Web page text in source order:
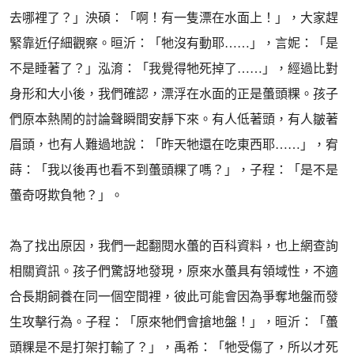
去哪裡了？」泱碩：「啊！有一隻漂在水面上！」，大家趕
緊靠近仔細觀察。晅沂：「牠沒有動耶……」，言妮：「是
不是睡著了？」泓淯：「我覺得牠死掉了……」，經過比對
身形和大小後，我們確認，漂浮在水面的正是蠆頭粿。孩子
們原本熱鬧的討論聲瞬間安靜下來。有人低著頭，有人皺著
眉頭，也有人難過地說：「昨天牠還在吃東西耶……」，宥
蒔：「我以後再也看不到蠆頭粿了嗎？」，子程：「是不是
蠆奇呀欺負牠？」。
為了找出原因，我們一起翻閱水蠆的百科資料，也上網查詢
相關資訊。孩子們驚訝地發現，原來水蠆具有領域性，不適
合長期飼養在同一個空間裡，彼此可能會因為爭奪地盤而發
生攻擊行為。子程：「原來牠們會搶地盤！」，晅沂：「蠆
頭粿是不是打架打輸了？」，禹希：「牠受傷了，所以才死